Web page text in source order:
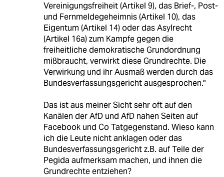
Vereinigungsfreiheit (Artikel 9), das Brief-, Post-
und Fernmeldegeheimnis (Artikel 10), das
Eigentum (Artikel 14) oder das Asylrecht
(Artikel 16a) zum Kampfe gegen die
freiheitliche demokratische Grundordnung
mißbraucht, verwirkt diese Grundrechte. Die
Verwirkung und ihr Ausmaß werden durch das
Bundesverfassungsgericht ausgesprochen."
Das ist aus meiner Sicht sehr oft auf den
Kanälen der AfD und AfD nahen Seiten auf
Facebook und Co Tatgegenstand. Wieso kann
ich die Leute nicht anklagen oder das
Bundesverfassungsgericht z.B. auf Teile der
Pegida aufmerksam machen, und ihnen die
Grundrechte entziehen?